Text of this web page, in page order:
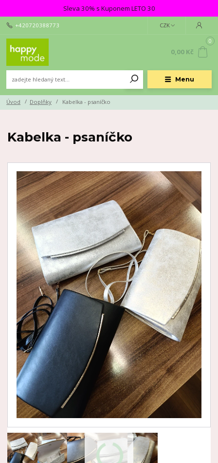
Sleva 30% s Kuponem LETO 30
Menu
CZK
+420720388773
0
0,00 Kč
Úvod Doplňky Kabelka - psaníčko
Kabelka - psaníčko